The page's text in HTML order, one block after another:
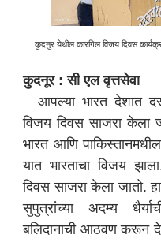
कुदनुर येथील कारगिल विजय दिवस
कुदनूर : सी एल वृत्तसेवा
आपल्या भारत देशात
विजय दिवस साजरा केला
भारत आणि
यात भारताचा विजय
दिवस साजरा केला जातो.
सुपुत्रांच्या अदम्य
बलिदानाची आठवण करून